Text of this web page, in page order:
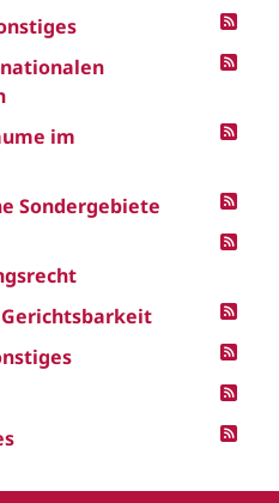
im
Sondergebiete